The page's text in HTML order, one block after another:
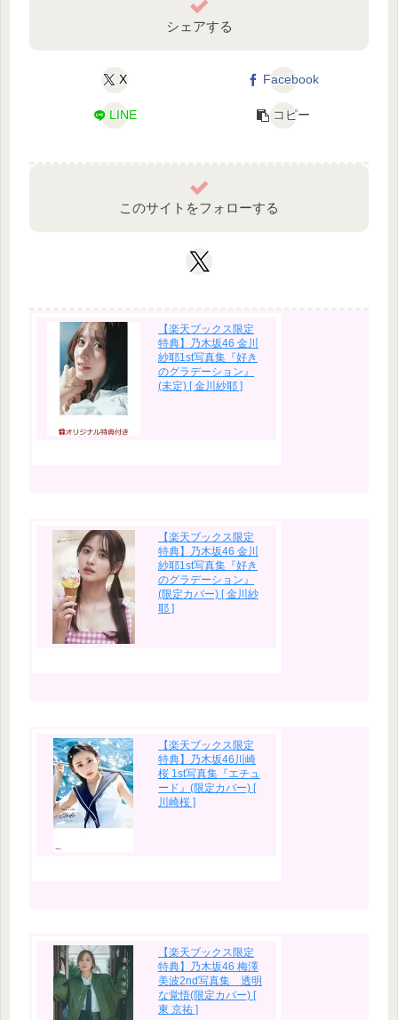
シェアする
X Facebook
LINE コピー
このサイトをフォローする
【楽天ブックス限定
特典】乃木坂46 金川
紗耶1st写真集『好き
のグラデーション』
(未定) [ 金川紗耶 ]
【楽天ブックス限定
特典】乃木坂46 金川
紗耶1st写真集『好き
のグラデーション』
(限定カバー) [ 金川紗
耶 ]
【楽天ブックス限定
特典】乃木坂46川崎
桜 1st写真集『エチュ
ード』(限定カバー) [
川崎桜 ]
【楽天ブックス限定
特典】乃木坂46 梅澤
美波2nd写真集 透明
な覚悟(限定カバー) [
東 京祐 ]